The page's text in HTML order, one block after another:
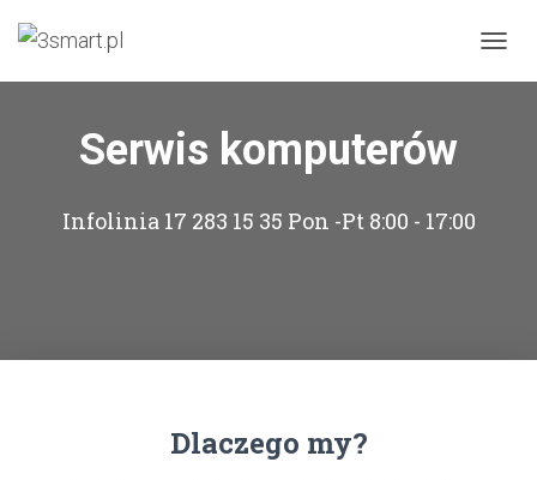
Serwis komputerów
Infolinia 17 283 15 35 Pon -Pt 8:00 - 17:00
Dlaczego my?